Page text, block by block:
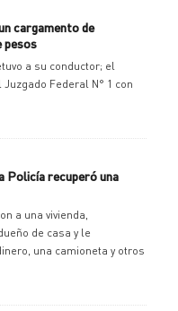
cargamento de
pesos
a su conductor; el
Federal N° 1 con
Policía recuperó una
a una vivienda,
de casa y le
una camioneta y otros